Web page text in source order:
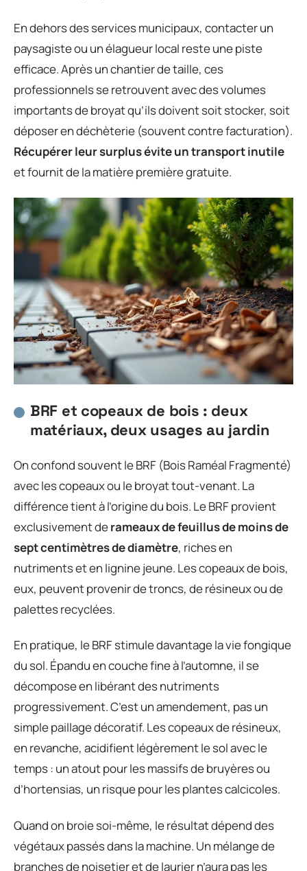
En dehors des services municipaux, contacter un
paysagiste ou un élagueur local reste une piste
efficace. Après un chantier de taille, ces
professionnels se retrouvent avec des volumes
importants de broyat qu’ils doivent soit stocker, soit
déposer en déchèterie (souvent contre facturation).
Récupérer leur surplus évite un transport inutile
et fournit de la matière première gratuite.
BRF et copeaux de bois : deux
matériaux, deux usages au jardin
On confond souvent le BRF (Bois Raméal Fragmenté)
avec les copeaux ou le broyat tout-venant. La
différence tient à l’origine du bois. Le BRF provient
exclusivement derameaux de feuillus de moins de
sept centimètres de diamètre, riches en
nutriments et en lignine jeune. Les copeaux de bois,
eux, peuvent provenir de troncs, de résineux ou de
palettes recyclées.
En pratique, le BRF stimule davantage la vie fongique
du sol. Épandu en couche fine à l’automne, il se
décompose en libérant des nutriments
progressivement. C’est un amendement, pas un
simple paillage décoratif. Les copeaux de résineux,
en revanche, acidifient légèrement le sol avec le
temps : un atout pour les massifs de bruyères ou
d’hortensias, un risque pour les plantes calcicoles.
Quand on broie soi-même, le résultat dépend des
végétaux passés dans la machine. Un mélange de
branches de noisetier et de laurier n’aura pas les